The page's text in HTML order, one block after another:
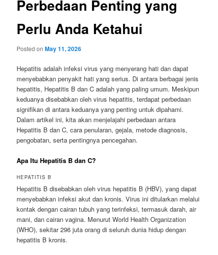
Perbedaan Penting yang
Perlu Anda Ketahui
Posted onMay 11, 2026
Hepatitis adalah infeksi virus yang menyerang hati dan dapat
menyebabkan penyakit hati yang serius. Di antara berbagai jenis
hepatitis, Hepatitis B dan C adalah yang paling umum. Meskipun
keduanya disebabkan oleh virus hepatitis, terdapat perbedaan
signifikan di antara keduanya yang penting untuk dipahami.
Dalam artikel ini, kita akan menjelajahi perbedaan antara
Hepatitis B dan C, cara penularan, gejala, metode diagnosis,
pengobatan, serta pentingnya pencegahan.
Apa Itu Hepatitis B dan C?
HEPATITIS B
Hepatitis B disebabkan oleh virus hepatitis B (HBV), yang dapat
menyebabkan infeksi akut dan kronis. Virus ini ditularkan melalui
kontak dengan cairan tubuh yang terinfeksi, termasuk darah, air
mani, dan cairan vagina. Menurut World Health Organization
(WHO), sekitar 296 juta orang di seluruh dunia hidup dengan
hepatitis B kronis.